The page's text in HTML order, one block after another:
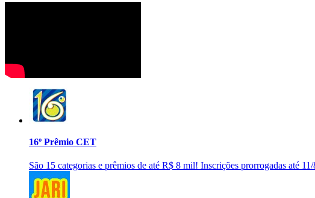
16º Prêmio CET
São 15 categorias e prêmios de até R$ 8 mil! Inscrições prorrogadas até